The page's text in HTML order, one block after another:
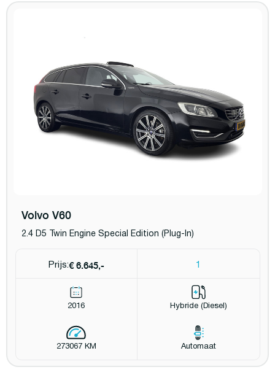
Volvo V60
2.4 D5 Twin Engine Special Edition (Plug-In)
Prijs:€ 6.645,- 1
2016 Hybride (Diesel)
273067 KM Automaat